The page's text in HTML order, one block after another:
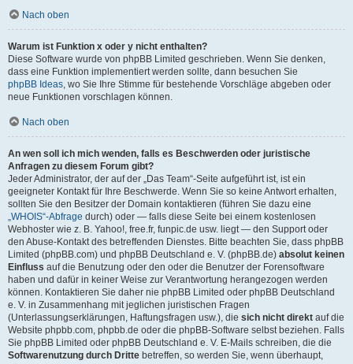
Nach oben
Warum ist Funktion x oder y nicht enthalten?
Diese Software wurde von phpBB Limited geschrieben. Wenn Sie denken,
dass eine Funktion implementiert werden sollte, dann besuchen Sie
phpBB Ideas, wo Sie Ihre Stimme für bestehende Vorschläge abgeben oder
neue Funktionen vorschlagen können.
Nach oben
An wen soll ich mich wenden, falls es Beschwerden oder juristische
Anfragen zu diesem Forum gibt?
Jeder Administrator, der auf der „Das Team“-Seite aufgeführt ist, ist ein
geeigneter Kontakt für Ihre Beschwerde. Wenn Sie so keine Antwort erhalten,
sollten Sie den Besitzer der Domain kontaktieren (führen Sie dazu eine
„WHOIS“-Abfrage durch) oder — falls diese Seite bei einem kostenlosen
Webhoster wie z. B. Yahoo!, free.fr, funpic.de usw. liegt — den Support oder
den Abuse-Kontakt des betreffenden Dienstes. Bitte beachten Sie, dass phpBB
Limited (phpBB.com) und phpBB Deutschland e. V. (phpBB.de) absolut keinen
Einfluss auf die Benutzung oder den oder die Benutzer der Forensoftware
haben und dafür in keiner Weise zur Verantwortung herangezogen werden
können. Kontaktieren Sie daher nie phpBB Limited oder phpBB Deutschland
e. V. in Zusammenhang mit jeglichen juristischen Fragen
(Unterlassungserklärungen, Haftungsfragen usw.), die sich nicht direkt auf die
Website phpbb.com, phpbb.de oder die phpBB-Software selbst beziehen. Falls
Sie phpBB Limited oder phpBB Deutschland e. V. E-Mails schreiben, die die
Softwarenutzung durch Dritte betreffen, so werden Sie, wenn überhaupt,